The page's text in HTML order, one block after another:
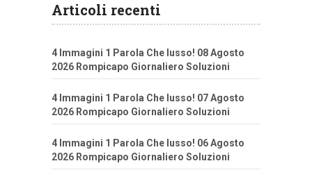
Articoli recenti
4 Immagini 1 Parola Che lusso! 08 Agosto
2026 Rompicapo Giornaliero Soluzioni
4 Immagini 1 Parola Che lusso! 07 Agosto
2026 Rompicapo Giornaliero Soluzioni
4 Immagini 1 Parola Che lusso! 06 Agosto
2026 Rompicapo Giornaliero Soluzioni